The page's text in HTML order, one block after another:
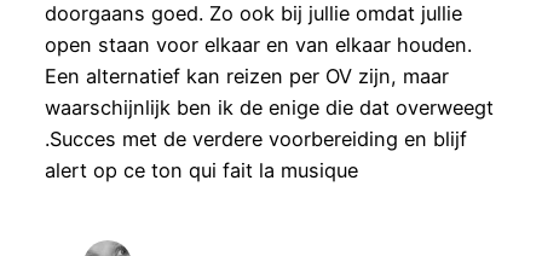
doorgaans goed. Zo ook bij jullie omdat jullie
open staan voor elkaar en van elkaar houden.
Een alternatief kan reizen per OV zijn, maar
waarschijnlijk ben ik de enige die dat overweegt
.Succes met de verdere voorbereiding en blijf
alert op ce ton qui fait la musique